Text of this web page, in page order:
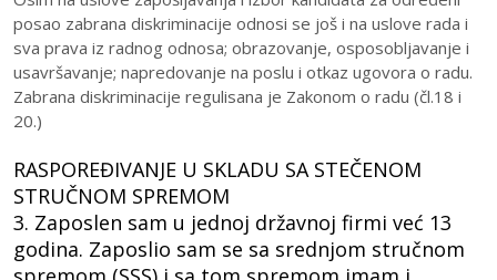
posao zabrana diskriminacije odnosi se još i na uslove rada i
sva prava iz radnog odnosa; obrazovanje, osposobljavanje i
usavršavanje; napredovanje na poslu i otkaz ugovora o radu.
Zabrana diskriminacije regulisana je Zakonom o radu (čl.18 i
20.)
RASPOREĐIVANJE U SKLADU SA STEČENOM
STRUČNOM SPREMOM
3. Zaposlen sam u jednoj državnoj firmi već 13
godina. Zaposlio sam se sa srednjom stručnom